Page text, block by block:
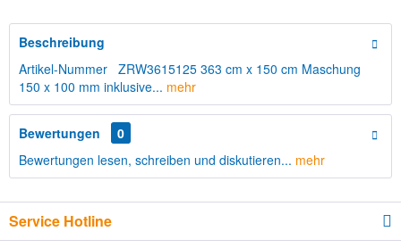
Beschreibung
Artikel-Nummer ZRW3615125 363 cm x 150 cm Maschung
150 x 100 mm inklusive... mehr
Bewertungen
0
Bewertungen lesen, schreiben und diskutieren... mehr
Service Hotline